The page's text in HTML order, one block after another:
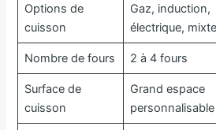
Options de
cuisson
Gaz, induction,
électrique, mixte
Nombre de fours 2 à 4 fours
Surface de
cuisson
Grand espace
personnalisable